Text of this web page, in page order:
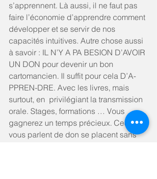
s’apprennent. Là aussi, il ne faut pas
faire l’économie d’apprendre comment
développer et se servir de nos
capacités intuitives. Autre chose aussi
à savoir : IL N’Y A PA BESION D’AVOIR
UN DON pour devenir un bon
cartomancien. Il suffit pour cela D’A-
PPREN-DRE. Avec les livres, mais
surtout, en  privilégiant la transmission
orale. Stages, formations … Vous
gagnerez un temps précieux. Ceux qui
vous parlent de don se placent sans